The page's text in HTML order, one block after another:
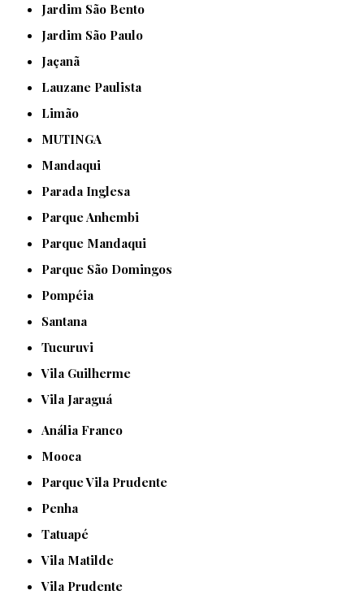
Jardim São Bento
Jardim São Paulo
Jaçanã
Lauzane Paulista
Limão
MUTINGA
Mandaqui
Parada Inglesa
Parque Anhembi
Parque Mandaqui
Parque São Domingos
Pompéia
Santana
Tucuruvi
Vila Guilherme
Vila Jaraguá
Anália Franco
Mooca
Parque Vila Prudente
Penha
Tatuapé
Vila Matilde
Vila Prudente